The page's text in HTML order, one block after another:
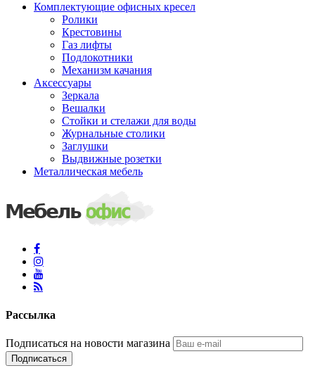
Комплектующие офисных кресел
Ролики
Крестовины
Газ лифты
Подлокотники
Механизм качания
Аксессуары
Зеркала
Вешалки
Стойки и стелажи для воды
Журнальные столики
Заглушки
Выдвижные розетки
Металлическая мебель
Рассылка
Подписаться на новости магазина
Подписаться